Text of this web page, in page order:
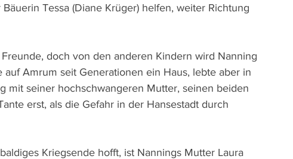
Tessa (Diane Krüger) helfen, weiter Richtung
doch von den anderen Kindern wird Nanning
auf Amrum seit Generationen ein Haus, lebte aber in
mit seiner hochschwangeren Mutter, seinen beiden
erst, als die Gefahr in der Hansestadt durch
Kriegsende hofft, ist Nannings Mutter Laura